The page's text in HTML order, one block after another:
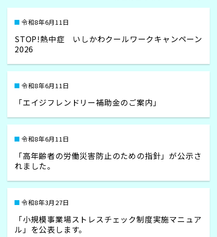
令和8年6月11日
STOP!熱中症 いしかわクールワークキャンペーン
2026
令和8年6月11日
「エイジフレンドリー補助金のご案内」
令和8年6月11日
「高年齢者の労働災害防止のための指針」が公示さ
れました。
令和8年3月27日
「小規模事業場ストレスチェック制度実施マニュア
ル」を公表します。